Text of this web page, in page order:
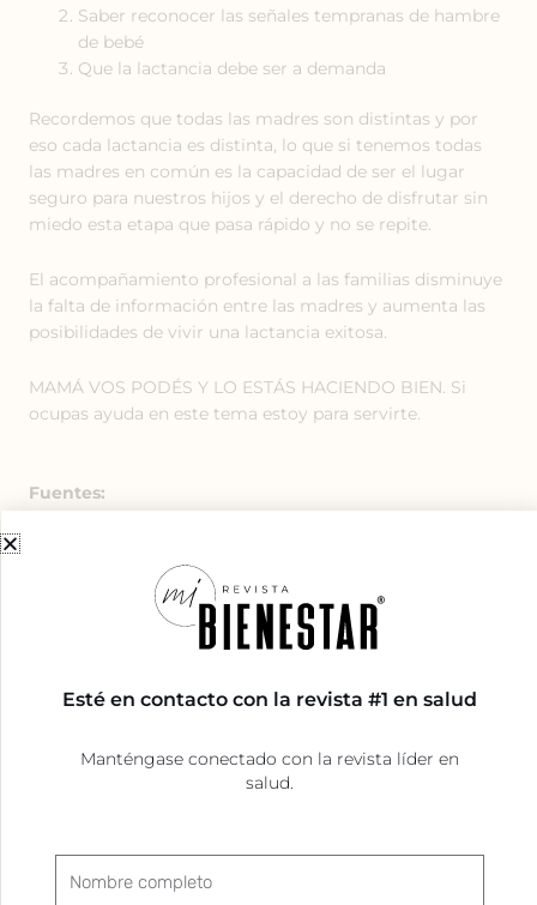
Saber reconocer las señales tempranas de hambre
de bebé
Que la lactancia debe ser a demanda
Recordemos que todas las madres son distintas y por
eso cada lactancia es distinta, lo que si tenemos todas
las madres en común es la capacidad de ser el lugar
seguro para nuestros hijos y el derecho de disfrutar sin
miedo esta etapa que pasa rápido y no se repite.
El acompañamiento profesional a las familias disminuye
la falta de información entre las madres y aumenta las
posibilidades de vivir una lactancia exitosa.
MAMÁ VOS PODÉS Y LO ESTÁS HACIENDO BIEN. Si
ocupas ayuda en este tema estoy para servirte.
Fuentes:
en población Materno Infantil y Consultora
Internacional de Lactancia Materna. Su
se encuentra en PediaClinic, sede los Yoses.
Puede seguirla y compartir sus pensamientos con
Esté en contacto con la revista #1 en salud
Manténgase conectado con la revista líder en
salud.
completo